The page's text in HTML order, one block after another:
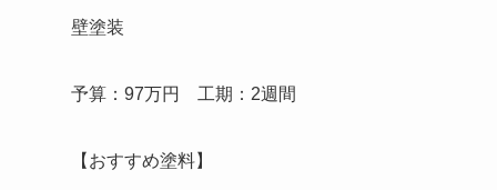
壁塗装
予算：97万円 工期：2週間
【おすすめ塗料】